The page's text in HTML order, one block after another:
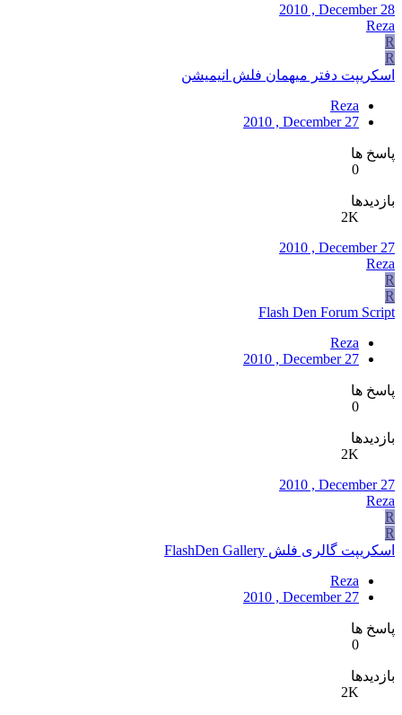
2010 , December 28
Reza
R
R
اسکریپت دفتر میهمان فلش انیمیشن
Reza
2010 , December 27
پاسخ ها
0
بازدیدها
2K
2010 , December 27
Reza
R
R
Flash Den Forum Script
Reza
2010 , December 27
پاسخ ها
0
بازدیدها
2K
2010 , December 27
Reza
R
R
اسکریپت گالری فلش FlashDen Gallery
Reza
2010 , December 27
پاسخ ها
0
بازدیدها
2K